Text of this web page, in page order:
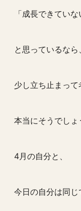
「成長できていな
と思っているなら、
少し立ち止まって
本当にそうでしょ
4月の自分と、
今日の自分は同じ